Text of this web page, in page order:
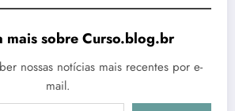
mais sobre Curso.blog.br
nossas notícias mais recentes por e-
mail.